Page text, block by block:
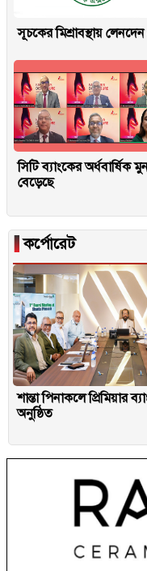
সূচকের মিশ্রাবস্থায়
সিটি ব্যাংকের অর্ধবার্ষিক
বেড়েছে
▐কর্পোরেট
শান্তা পিনাকলে প্রিমিয়ার
অনুষ্ঠিত